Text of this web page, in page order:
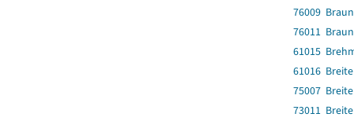
76009
76011
61015
61016
75007
73011